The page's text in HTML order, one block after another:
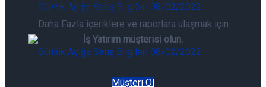
Günlük Açığa Satış Bilgileri 06/08/2026
Pay Geri Alımları 06/08/2026
Daha Fazla içeriklere ve raporlara ulaşmak için
İş Yatırım müşterisi olun.
Müşteri Ol